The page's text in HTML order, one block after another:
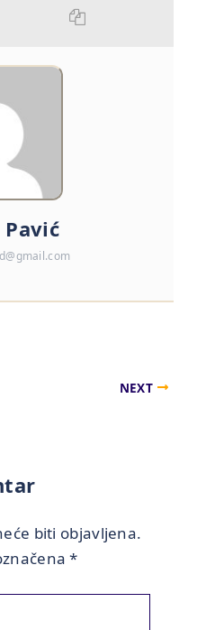
Pavić
NEXT
biti objavljena.
*